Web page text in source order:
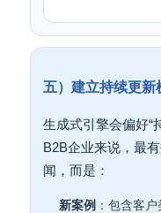
五）建立持续更新
生成式引擎会偏好“
B2B企业来说，最
闻，而是：
新案例 ：包含客